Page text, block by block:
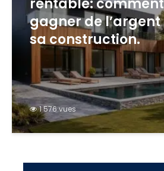
rentable: comment
gagner de
sa construction.
1 576 vues